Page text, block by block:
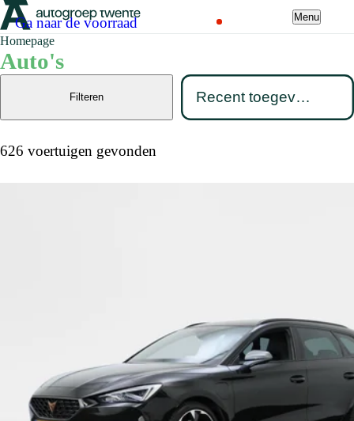
Menu
Homepage
Auto's
Ga naar de voorraad
626 voertuigen gevonden
Filteren